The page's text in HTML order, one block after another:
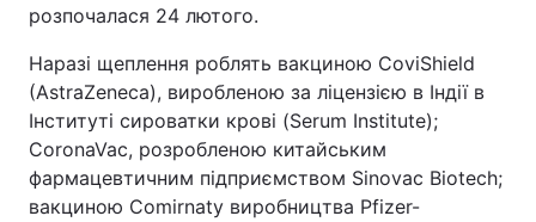
розпочалася 24 лютого.
Наразі щеплення роблять вакциною CoviShield
(AstraZeneca), виробленою за ліцензією в Індії в
Інституті сироватки крові (Serum Institute);
CoronaVac, розробленою китайським
фармацевтичним підприємством Sinovac Biotech;
вакциною Comirnaty виробництва Pfizer-